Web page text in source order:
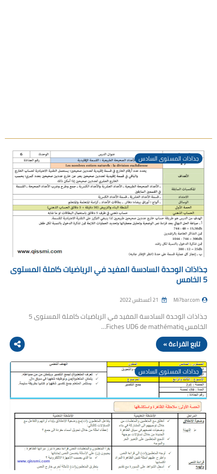
جذاذات المستوى السادس
جذاذات الوحدة السادسة المفيد في الرياضيات كاملة المستوى
5 الخامس
Mi7bar.com
جذاذات الوحدة السادسة المفيد في الرياضيات كاملة المستوى 5
الخامس Fiches UD6 de mathématiq…
تابع القراءة »
جذاذات المستوى السادس